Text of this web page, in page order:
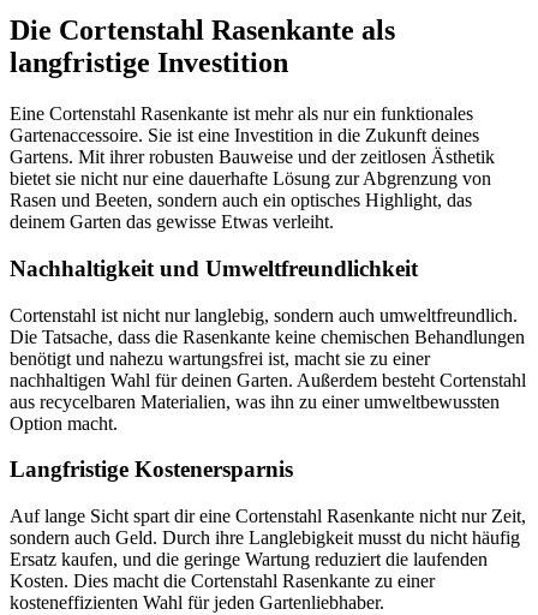
Die Cortenstahl Rasenkante als
langfristige Investition
Eine Cortenstahl Rasenkante ist mehr als nur ein funktionales
Gartenaccessoire. Sie ist eine Investition in die Zukunft deines
Gartens. Mit ihrer robusten Bauweise und der zeitlosen Ästhetik
bietet sie nicht nur eine dauerhafte Lösung zur Abgrenzung von
Rasen und Beeten, sondern auch ein optisches Highlight, das
deinem Garten das gewisse Etwas verleiht.
Nachhaltigkeit und Umweltfreundlichkeit
Cortenstahl ist nicht nur langlebig, sondern auch umweltfreundlich.
Die Tatsache, dass die Rasenkante keine chemischen Behandlungen
benötigt und nahezu wartungsfrei ist, macht sie zu einer
nachhaltigen Wahl für deinen Garten. Außerdem besteht Cortenstahl
aus recycelbaren Materialien, was ihn zu einer umweltbewussten
Option macht.
Langfristige Kostenersparnis
Auf lange Sicht spart dir eine Cortenstahl Rasenkante nicht nur Zeit,
sondern auch Geld. Durch ihre Langlebigkeit musst du nicht häufig
Ersatz kaufen, und die geringe Wartung reduziert die laufenden
Kosten. Dies macht die Cortenstahl Rasenkante zu einer
kosteneffizienten Wahl für jeden Gartenliebhaber.